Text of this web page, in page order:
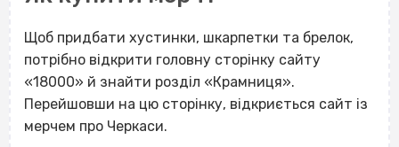
Щоб придбати хустинки, шкарпетки та брелок,
потрібно відкрити головну сторінку сайту
«18000» й знайти розділ «Крамниця».
Перейшовши на цю сторінку, відкриється сайт із
мерчем про Черкаси.